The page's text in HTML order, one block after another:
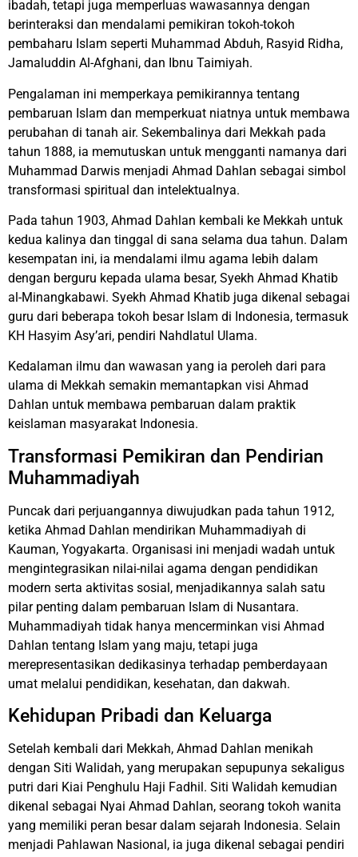
ibadah, tetapi juga memperluas wawasannya dengan
berinteraksi dan mendalami pemikiran tokoh-tokoh
pembaharu Islam seperti Muhammad Abduh, Rasyid Ridha,
Jamaluddin Al-Afghani, dan Ibnu Taimiyah.
Pengalaman ini memperkaya pemikirannya tentang
pembaruan Islam dan memperkuat niatnya untuk membawa
perubahan di tanah air. Sekembalinya dari Mekkah pada
tahun 1888, ia memutuskan untuk mengganti namanya dari
Muhammad Darwis menjadi Ahmad Dahlan sebagai simbol
transformasi spiritual dan intelektualnya.
Pada tahun 1903, Ahmad Dahlan kembali ke Mekkah untuk
kedua kalinya dan tinggal di sana selama dua tahun. Dalam
kesempatan ini, ia mendalami ilmu agama lebih dalam
dengan berguru kepada ulama besar, Syekh Ahmad Khatib
al-Minangkabawi. Syekh Ahmad Khatib juga dikenal sebagai
guru dari beberapa tokoh besar Islam di Indonesia, termasuk
KH Hasyim Asy’ari, pendiri Nahdlatul Ulama.
Kedalaman ilmu dan wawasan yang ia peroleh dari para
ulama di Mekkah semakin memantapkan visi Ahmad
Dahlan untuk membawa pembaruan dalam praktik
keislaman masyarakat Indonesia.
Transformasi Pemikiran dan Pendirian
Muhammadiyah
Puncak dari perjuangannya diwujudkan pada tahun 1912,
ketika Ahmad Dahlan mendirikan Muhammadiyah di
Kauman, Yogyakarta. Organisasi ini menjadi wadah untuk
mengintegrasikan nilai-nilai agama dengan pendidikan
modern serta aktivitas sosial, menjadikannya salah satu
pilar penting dalam pembaruan Islam di Nusantara.
Muhammadiyah tidak hanya mencerminkan visi Ahmad
Dahlan tentang Islam yang maju, tetapi juga
merepresentasikan dedikasinya terhadap pemberdayaan
umat melalui pendidikan, kesehatan, dan dakwah.
Kehidupan Pribadi dan Keluarga
Setelah kembali dari Mekkah, Ahmad Dahlan menikah
dengan Siti Walidah, yang merupakan sepupunya sekaligus
putri dari Kiai Penghulu Haji Fadhil. Siti Walidah kemudian
dikenal sebagai Nyai Ahmad Dahlan, seorang tokoh wanita
yang memiliki peran besar dalam sejarah Indonesia. Selain
menjadi Pahlawan Nasional, ia juga dikenal sebagai pendiri